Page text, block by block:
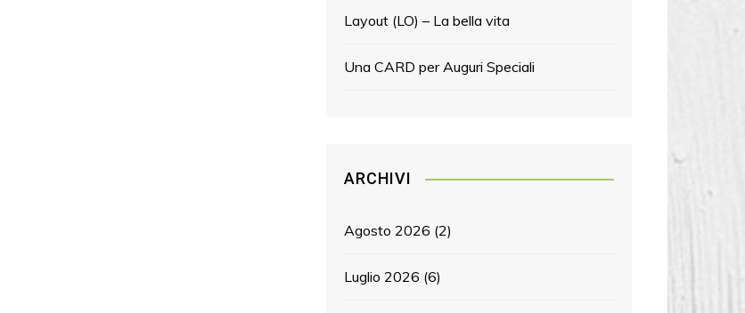
Layout (LO) – La bella vita
Una CARD per Auguri Speciali
ARCHIVI
Agosto 2026 (2)
Luglio 2026 (6)